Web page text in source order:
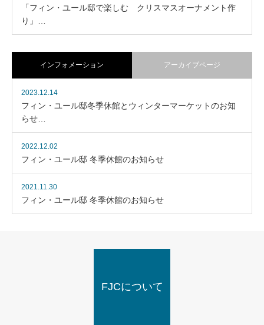
「フィン・ユール邸で楽しむ クリスマスオーナメント作
り」…
インフォメーション アーカイブページ
2023.12.14
フィン・ユール邸冬季休館とウィンターマーケットのお知
らせ…
2022.12.02
フィン・ユール邸 冬季休館のお知らせ
2021.11.30
フィン・ユール邸 冬季休館のお知らせ
FJCについて